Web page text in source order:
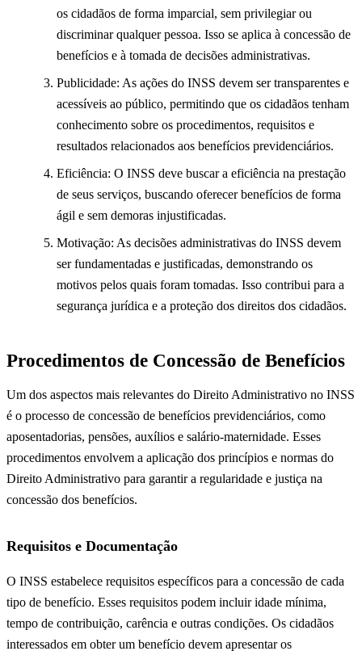
os cidadãos de forma imparcial, sem privilegiar ou
discriminar qualquer pessoa. Isso se aplica à concessão de
benefícios e à tomada de decisões administrativas.
Publicidade: As ações do INSS devem ser transparentes e
acessíveis ao público, permitindo que os cidadãos tenham
conhecimento sobre os procedimentos, requisitos e
resultados relacionados aos benefícios previdenciários.
Eficiência: O INSS deve buscar a eficiência na prestação
de seus serviços, buscando oferecer benefícios de forma
ágil e sem demoras injustificadas.
Motivação: As decisões administrativas do INSS devem
ser fundamentadas e justificadas, demonstrando os
motivos pelos quais foram tomadas. Isso contribui para a
segurança jurídica e a proteção dos direitos dos cidadãos.
Procedimentos de Concessão de Benefícios
Um dos aspectos mais relevantes do Direito Administrativo no INSS
é o processo de concessão de benefícios previdenciários, como
aposentadorias, pensões, auxílios e salário-maternidade. Esses
procedimentos envolvem a aplicação dos princípios e normas do
Direito Administrativo para garantir a regularidade e justiça na
concessão dos benefícios.
Requisitos e Documentação
O INSS estabelece requisitos específicos para a concessão de cada
tipo de benefício. Esses requisitos podem incluir idade mínima,
tempo de contribuição, carência e outras condições. Os cidadãos
interessados ​​em obter um benefício devem apresentar os